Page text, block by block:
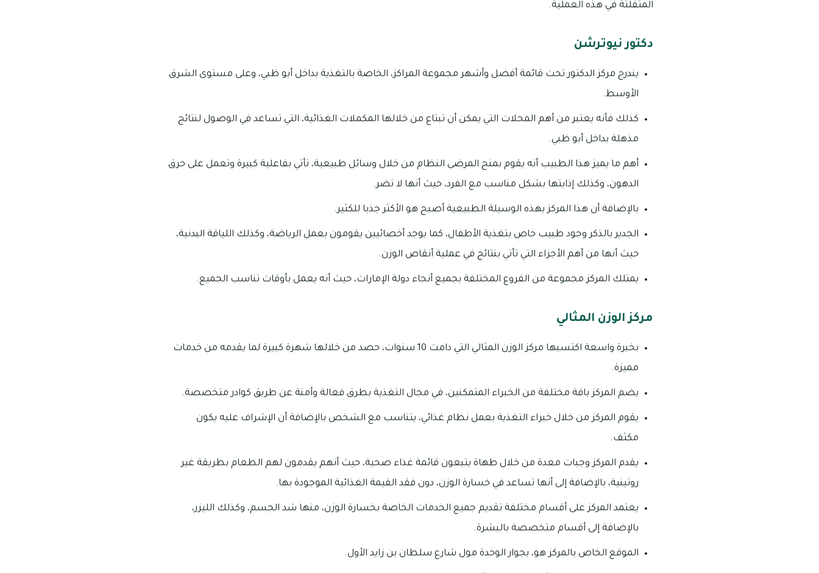
المتفلتة في هذه العملية.
دكتور نيوترشن
يندرج مركز الدكتور تحت قائمة أفضل وأشهر مجموعة المراكز، الخاصة بالتغذية بداخل أبو ظبي، وعلى مستوى الشرق
الأوسط.
كذلك فأنه يعتبر من أهم المحلات التي يمكن أن تبتاع من خلالها المكملات الغذائية، التي تساعد في الوصول لنتائج
مذهلة بداخل أبو ظبي.
أهم ما يميز هذا الطبيب أنه يقوم بمنح المرضى النظام من خلال وسائل طبيعية، تأتي بفاعلية كبيرة وتعمل على حرق
الدهون، وكذلك إذابتها بشكل مناسب مع الفرد، حيث أنها لا تضر.
بالإضافة أن هذا المركز بهذه الوسيلة الطبيعية أصبح هو الأكثر جذبا للكثير.
الجدير بالذكر وجود طبيب خاص بتغذية الأطفال، كما يوجد أخصائيين يقومون بعمل الرياضة، وكذلك اللياقة البدنية،
حيث أنها من أهم الأجزاء التي تأتي بنتائج في عملية أنقاص الوزن.
يمتلك المركز مجموعة من الفروع المختلفة بجميع أنحاء دولة الإمارات، حيث أنه يعمل بأوقات تناسب الجميع.
مركز الوزن المثالي
بخبرة واسعة اكتسبها مركز الوزن المثالي التي دامت 10 سنوات، حصد من خلالها شهرة كبيرة لما يقدمه من خدمات
مميزة.
يضم المركز باقة مختلفة من الخبراء المتمكنين، في مجال التغذية بطرق فعالة وأمنة عن طريق كوادر متخصصة.
يقوم المركز من خلال خبراء التغذية بعمل نظام غذائي، يتناسب مع الشخص بالإضافة أن الإشراف عليه يكون
مكثف.
يقدم المركز وجبات معدة من خلال طهاة يتبعون قائمة غذاء صحية، حيث أنهم يقدمون لهم الطعام بطريقة غير
روتينية، بالإضافة إلى أنها تساعد في خسارة الوزن، دون فقد القيمة الغذائية الموجودة بها.
يعتمد المركز على أقسام مختلفة تقديم جميع الخدمات الخاصة بخسارة الوزن، منها شد الجسم، وكذلك الليزر،
بالإضافة إلى أقسام متخصصة بالبشرة.
الموقع الخاص بالمركز هو، بجوار الوحدة مول شارع سلطان بن زايد الأول.